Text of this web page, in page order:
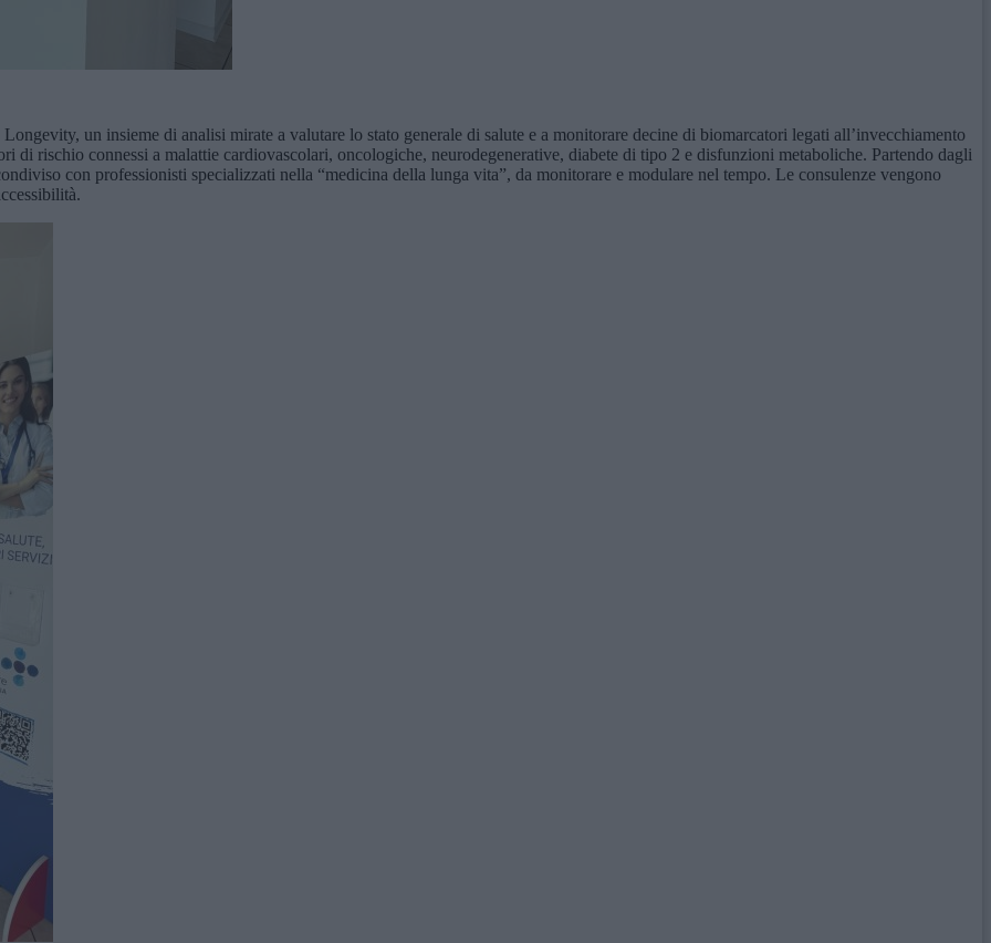
un insieme di analisi mirate a valutare lo stato generale di salute e a monitorare decine di biomarcatori legati all’invecchiamento
di rischio connessi a malattie cardiovascolari, oncologiche, neurodegenerative, diabete di tipo 2 e disfunzioni metaboliche. Partendo dagli
con professionisti specializzati nella “medicina della lunga vita”, da monitorare e modulare nel tempo. Le consulenze vengono